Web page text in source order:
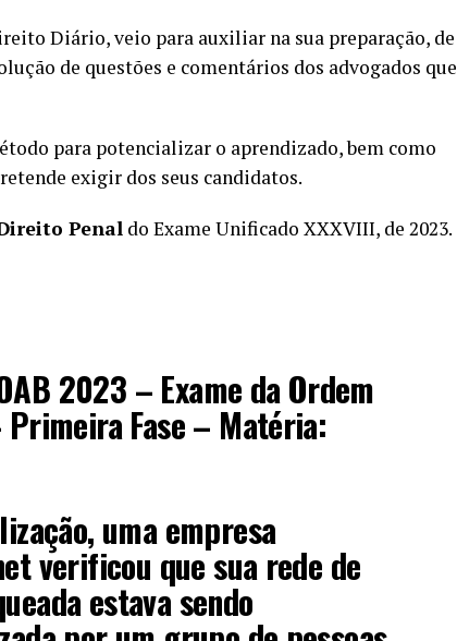
Diário, veio para auxiliar na sua preparação, de
de questões e comentários dos advogados que
para potencializar o aprendizado, bem como
exigir dos seus candidatos.
Penal do Exame Unificado XXXVIII, de 2023.
2023 – Exame da Ordem
Fase – Matéria:
uma empresa
verificou que sua rede de
estava sendo